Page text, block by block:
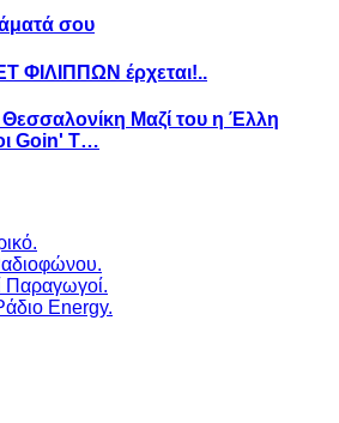
σου
ΦΙΛΙΠΠΩΝ έρχεται!..
Μαζί του η Έλλη
Goin' T…
Παραγωγοί.
Energy.